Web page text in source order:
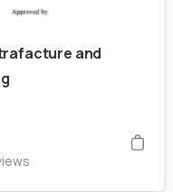
and